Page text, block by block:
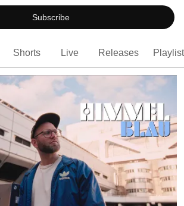
Subscribe
Shorts Live Releases